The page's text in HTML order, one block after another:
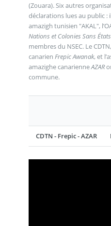
(Zouara). Six autres
déclarations lues au public :
amazigh tunisien "AKAL",
Nations et Colonies Sans
membres du NSEC. Le CDTN, le parti indépendantiste
canarien Frepic Awanak, et
amazighe canarienneAZAR
commune.
CDTN - Frepic - AZAR